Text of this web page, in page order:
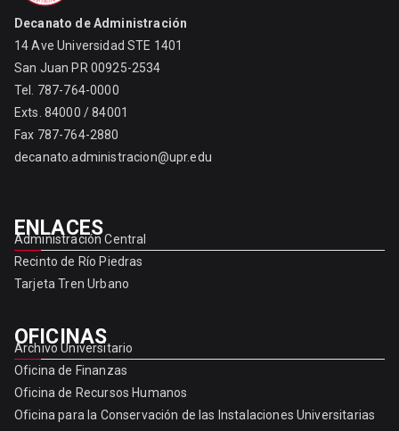
Decanato de Administración
14 Ave Universidad STE 1401
San Juan PR 00925-2534
Tel. 787-764-0000
Exts. 84000 / 84001
Fax 787-764-2880
decanato.administracion@upr.edu
ENLACES
Administración Central
Recinto de Río Piedras
Tarjeta Tren Urbano
OFICINAS
Archivo Universitario
Oficina de Finanzas
Oficina de Recursos Humanos
Oficina para la Conservación de las Instalaciones Universitarias